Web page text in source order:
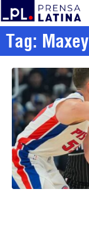
Tag: Maxey